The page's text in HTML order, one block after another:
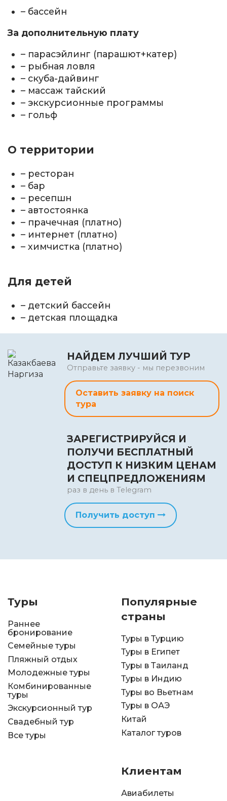
– бассейн
За дополнительную плату
– парасэйлинг (парашют+катер)
– рыбная ловля
– скуба-дайвинг
– массаж тайский
– экскурсионные программы
– гольф
О территории
– ресторан
– бар
– ресепшн
– автостоянка
– прачечная (платно)
– интернет (платно)
– химчистка (платно)
Для детей
– детский бассейн
– детская площадка
НАЙДЕМ ЛУЧШИЙ ТУР
Отправьте заявку - мы перезвоним
Оставить заявку на поиск
тура
ЗАРЕГИСТРИРУЙСЯ И
ПОЛУЧИ БЕСПЛАТНЫЙ
ДОСТУП К НИЗКИМ ЦЕНАМ
И СПЕЦПРЕДЛОЖЕНИЯМ
раз в день в Telegram
Получить доступ
Туры
Раннее
бронирование
Семейные туры
Пляжный отдых
Молодежные туры
Комбинированные
туры
Экскурсионный тур
Свадебный тур
Все туры
Популярные
страны
Туры в Турцию
Туры в Египет
Туры в Таиланд
Туры в Индию
Туры во Вьетнам
Туры в ОАЭ
Китай
Каталог туров
Клиентам
Авиабилеты